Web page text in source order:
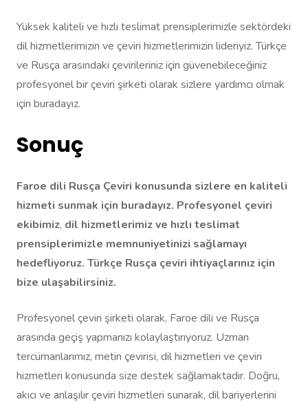
Yüksek kaliteli ve hızlı teslimat prensiplerimizle sektördeki
dil hizmetlerimizin ve çeviri hizmetlerimizin lideriyiz. Türkçe
ve Rusça arasındaki çevirileriniz için güvenebileceğiniz
profesyonel bir çeviri şirketi olarak sizlere yardımcı olmak
için buradayız.
Sonuç
Faroe dili Rusça Çeviri konusunda sizlere en kaliteli
hizmeti sunmak için buradayız. Profesyonel çeviri
ekibimiz, dil hizmetlerimiz ve hızlı teslimat
prensiplerimizle memnuniyetinizi sağlamayı
hedefliyoruz. Türkçe Rusça çeviri ihtiyaçlarınız için
bize ulaşabilirsiniz.
Profesyonel çeviri şirketi olarak, Faroe dili ve Rusça
arasında geçiş yapmanızı kolaylaştırıyoruz. Uzman
tercümanlarımız, metin çevirisi, dil hizmetleri ve çeviri
hizmetleri konusunda size destek sağlamaktadır. Doğru,
akıcı ve anlaşılır çeviri hizmetleri sunarak, dil bariyerlerini